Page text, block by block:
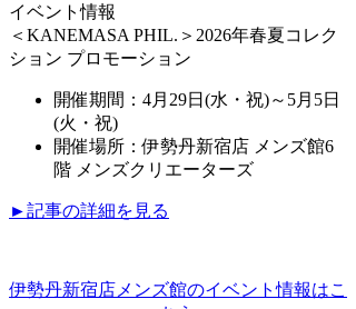
イベント情報
＜KANEMASA PHIL.＞2026年春夏コレク
ション プロモーション
開催期間：4月29日(水・祝)～5月5日
(火・祝)
開催場所：伊勢丹新宿店 メンズ館6
階 メンズクリエーターズ
►記事の詳細を見る
伊勢丹新宿店メンズ館のイベント情報はこ